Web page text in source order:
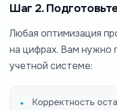
Шаг 2.
Любая оптимизация
на цифрах. Вам нужно
учетной системе:
Корректность